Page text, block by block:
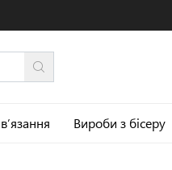
Вироби з бісеру